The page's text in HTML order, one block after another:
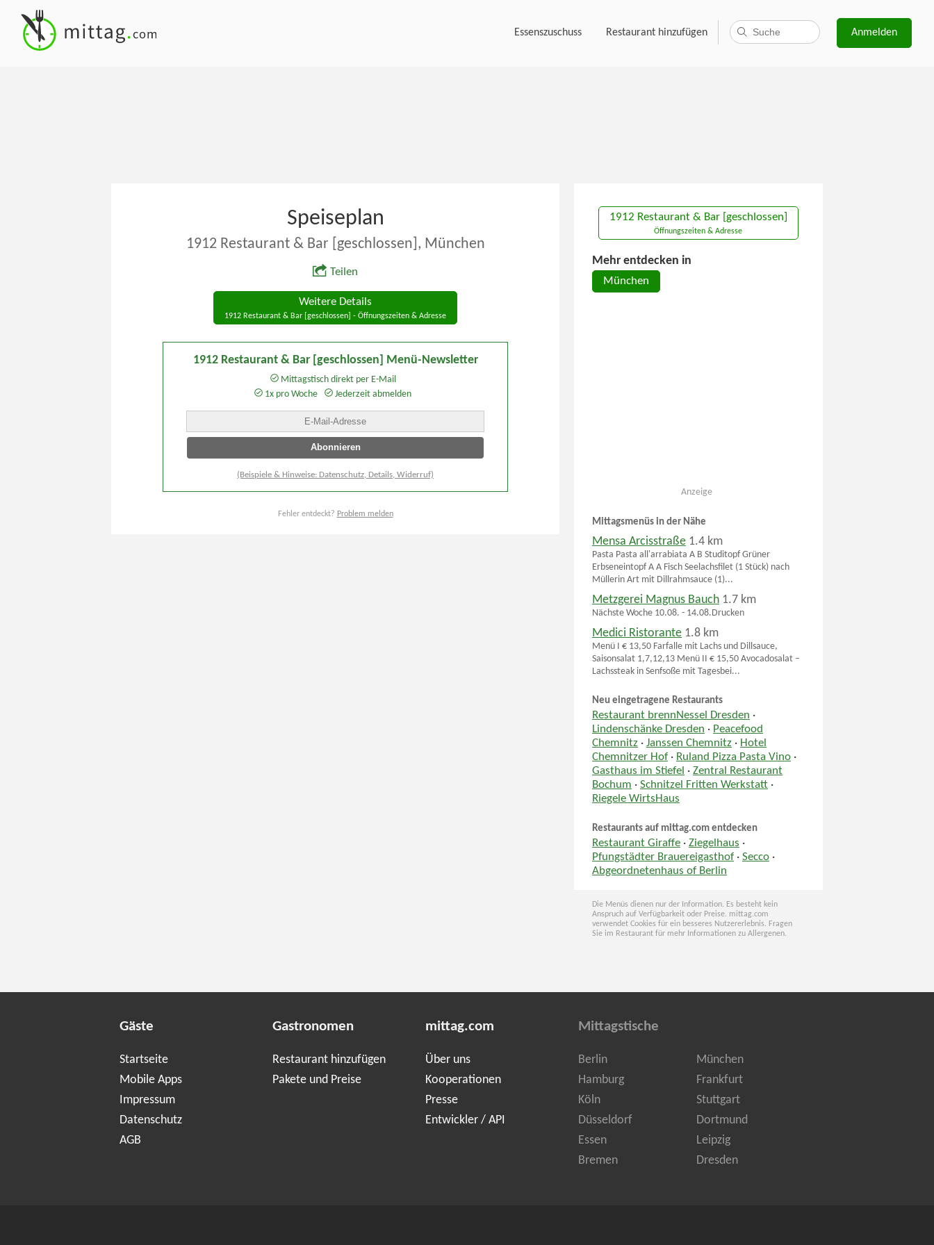
Essenszuschuss Restaurant hinzufügen Anmelden
Speiseplan
1912 Restaurant & Bar [geschlossen], München
Teilen
Weitere Details
1912 Restaurant & Bar [geschlossen] - Öffnungszeiten & Adresse
1912 Restaurant & Bar [geschlossen] Menü-Newsletter
Mittagstisch direkt per E-Mail
1x pro Woche
Jederzeit abmelden
(Beispiele & Hinweise: Datenschutz, Details, Widerruf)
Fehler entdeckt? Problem melden
1912 Restaurant & Bar [geschlossen]
Öffnungszeiten & Adresse
Mehr entdecken in
München
Anzeige
Mittagsmenüs in der Nähe
Mensa Arcisstraße 1.4 km
Pasta Pasta all'arrabiata A B Studitopf Grüner
Erbseneintopf A A Fisch Seelachsfilet (1 Stück) nach
Müllerin Art mit Dillrahmsauce (1)...
Metzgerei Magnus Bauch 1.7 km
Nächste Woche 10.08. - 14.08.Drucken
Medici Ristorante 1.8 km
Menü I € 13,50 Farfalle mit Lachs und Dillsauce,
Saisonsalat 1,7,12,13 Menü II € 15,50 Avocadosalat –
Lachssteak in Senfsoße mit Tagesbei...
Neu eingetragene Restaurants
Restaurant brennNessel Dresden ·
Lindenschänke Dresden · Peacefood
Chemnitz ·Janssen Chemnitz · Hotel
Chemnitzer Hof · Ruland Pizza Pasta Vino ·
Gasthaus im Stiefel ·Zentral Restaurant
Bochum ·Schnitzel Fritten Werkstatt ·
Riegele WirtsHaus
Restaurants auf mittag.com entdecken
Restaurant Giraffe ·Ziegelhaus ·
Pfungstädter Brauereigasthof ·Secco ·
Abgeordnetenhaus of Berlin
Die Menüs dienen nur der Information. Es besteht kein
Anspruch auf Verfügbarkeit oder Preise. mittag.com
verwendet Cookies für ein besseres Nutzererlebnis. Fragen
Sie im Restaurant für mehr Informationen zu Allergenen.
Gäste
Startseite
Mobile Apps
Impressum
Datenschutz
AGB
Gastronomen
Restaurant hinzufügen
Pakete und Preise
mittag.com
Über uns
Kooperationen
Presse
Entwickler / API
Mittagstische
Berlin
München
Hamburg
Frankfurt
Köln
Stuttgart
Düsseldorf
Dortmund
Essen
Leipzig
Bremen
Dresden